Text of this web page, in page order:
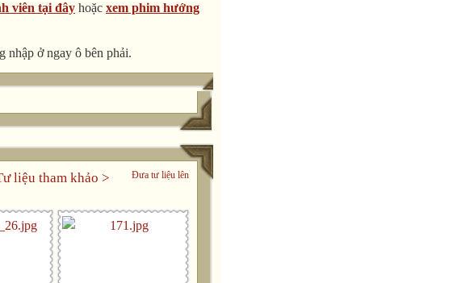
viên tại đây hoặc xem phim hướng
nhập ở ngay ô bên phải.
Đưa tư liệu lên
liệu tham khảo >